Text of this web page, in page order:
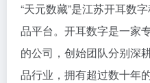
“天元数藏”是江苏开耳数
品平台。开耳数字是一家
的公司，创始团队分别深
品行业，拥有超过数十年